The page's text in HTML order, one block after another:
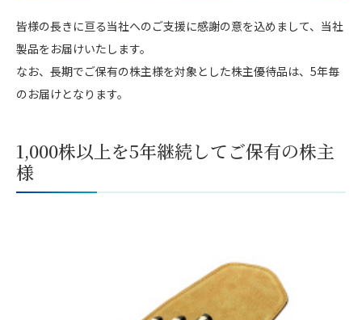
皆様の長きに亘る当社へのご支援に感謝の意を込めまして、当社
製品をお届けいたします。
なお、長期でご保有の株主様を対象とした株主優待品は、5年毎
のお届けとなります。
1,000株以上を5年継続してご保有の株主
様